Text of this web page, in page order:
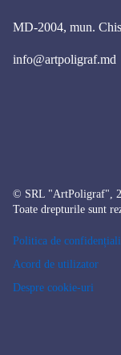
MD-2004, mun.
info@artpoligraf.md
© SRL "ArtPoligraf",
Toate drepturile sunt
Politica de
Acord de utilizator
Despre cookie-uri